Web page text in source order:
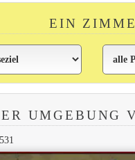
EIN
UMGEBUNG